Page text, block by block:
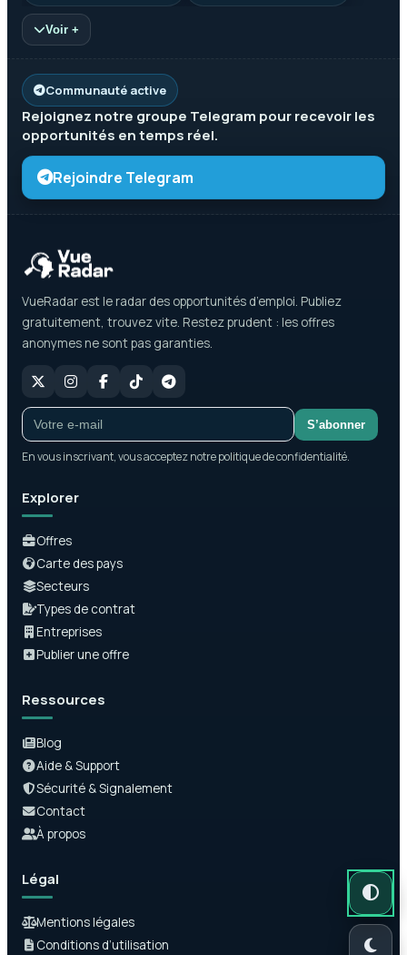
Voir +
Communauté active
Rejoignez notre groupe Telegram pour recevoir les
opportunités en temps réel.
Rejoindre Telegram
VueRadar est le radar des opportunités d’emploi. Publiez
gratuitement, trouvez vite. Restez prudent : les offres
anonymes ne sont pas garanties.
S’abonner
En vous inscrivant, vous acceptez notre politique de confidentialité.
Explorer
Offres
Carte des pays
Secteurs
Types de contrat
Entreprises
Publier une offre
Ressources
Blog
Aide & Support
Sécurité & Signalement
Contact
À propos
Légal
Mentions légales
Conditions d’utilisation
Mode
Mode
Mode clair